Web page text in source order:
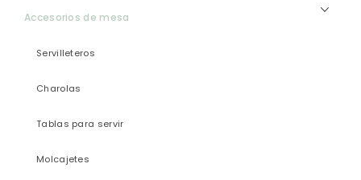
Accesorios de mesa
Servilleteros
Charolas
Tablas para servir
Molcajetes